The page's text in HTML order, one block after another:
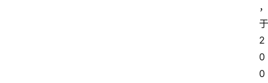
，
于
2
0
0